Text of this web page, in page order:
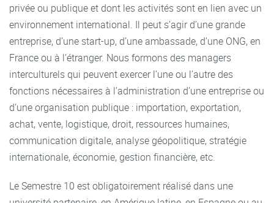
privée ou publique et dont les activités sont en lien avec un
environnement international. Il peut s’agir d’une grande
entreprise, d’une start-up, d’une ambassade, d’une ONG, en
France ou à l’étranger. Nous formons des managers
interculturels qui peuvent exercer l’une ou l’autre des
fonctions nécessaires à l’administration d’une entreprise ou
d’une organisation publique : importation, exportation,
achat, vente, logistique, droit, ressources humaines,
communication digitale, analyse géopolitique, stratégie
internationale, économie, gestion financière, etc.
Le Semestre 10 est obligatoirement réalisé dans une